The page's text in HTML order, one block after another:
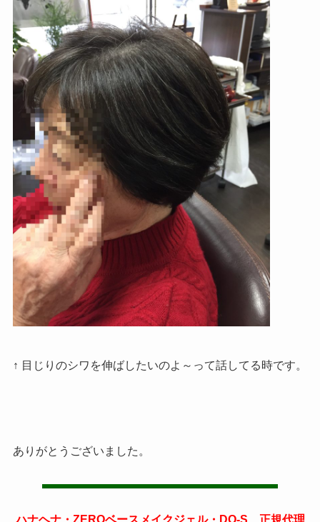
↑ 目じりのシワを伸ばしたいのよ～って話してる時です。
ありがとうございました。